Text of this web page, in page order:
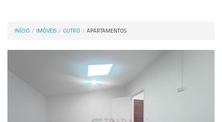
INÍCIO IMÓVEIS OUTRO APARTAMENTOS